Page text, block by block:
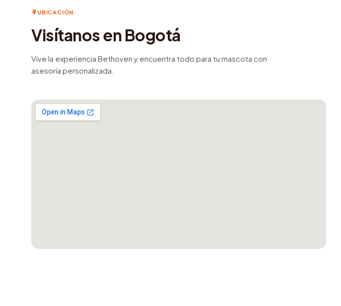
UBICACIÓN
Visítanos en Bogotá
Vive la experiencia Bethoven y encuentra todo para tu mascota con
asesoría personalizada.